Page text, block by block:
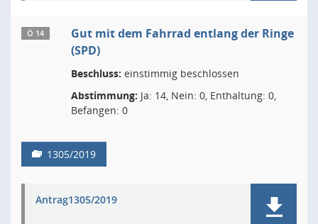
Ö 14
Gut mit dem Fahrrad entlang der Ringe
(SPD)
Beschluss: einstimmig beschlossen
Abstimmung: Ja: 14, Nein: 0, Enthaltung: 0,
Befangen: 0
1305/2019
Antrag1305/2019